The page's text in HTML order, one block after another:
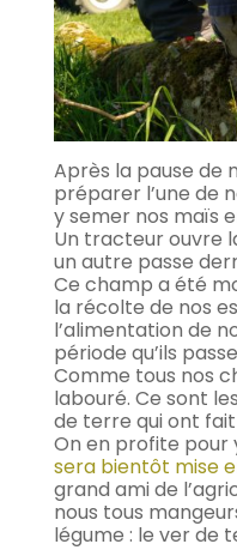
Après la pause de
préparer l’une de
y semer nos maïs
Un tracteur ouvre
un autre passe
Ce champ a été
la récolte de nos
l’alimentation de
période qu’ils
Comme tous nos
labouré. Ce sont
de terre qui ont
On en profite pour
sera bientôt mise
grand ami de
nous tous
légume : le ver de